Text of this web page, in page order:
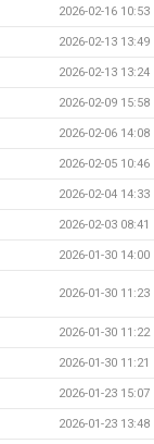
2026-02-16 10:53
2026-02-13 13:49
2026-02-13 13:24
2026-02-09 15:58
2026-02-06 14:08
2026-02-05 10:46
2026-02-04 14:33
2026-02-03 08:41
2026-01-30 14:00
2026-01-30 11:23
2026-01-30 11:22
2026-01-30 11:21
2026-01-23 15:07
2026-01-23 13:48